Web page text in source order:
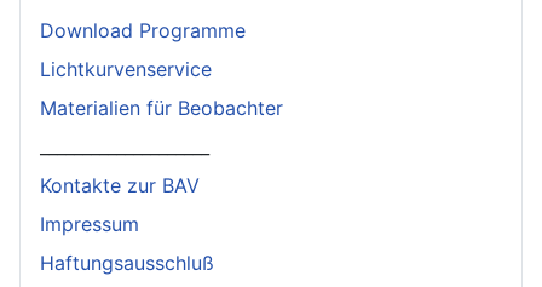
Download Programme
Lichtkurvenservice
Materialien für Beobachter
Kontakte zur BAV
Impressum
Haftungsausschluß